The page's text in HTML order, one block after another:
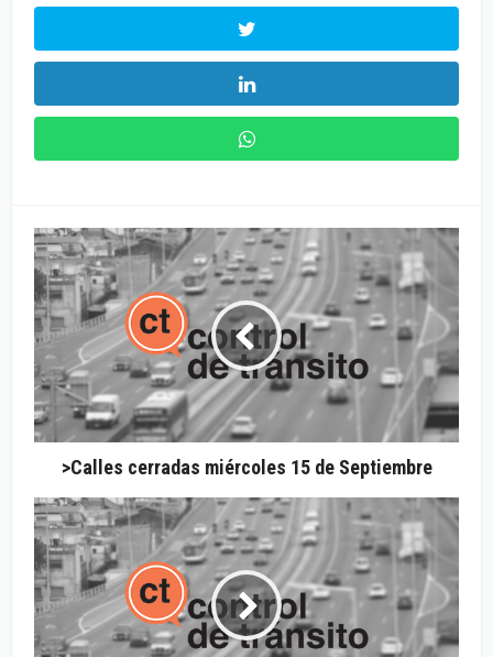
>Calles cerradas miércoles 15 de Septiembre